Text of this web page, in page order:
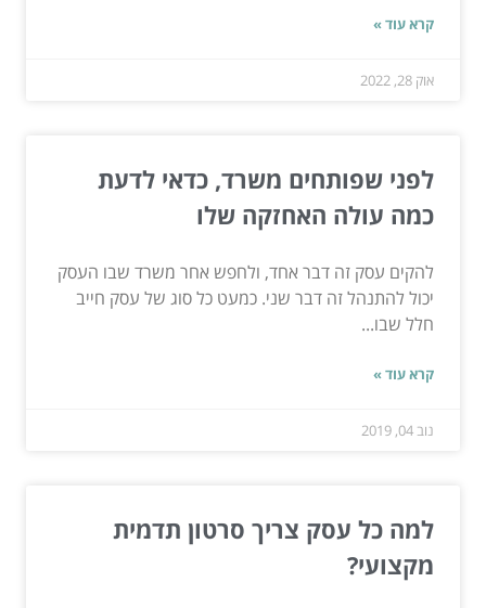
קרא עוד »
אוק 28, 2022
לפני שפותחים משרד, כדאי לדעת
כמה עולה האחזקה שלו
להקים עסק זה דבר אחד, ולחפש אחר משרד שבו העסק
יכול להתנהל זה דבר שני. כמעט כל סוג של עסק חייב
חלל שבו...
קרא עוד »
נוב 04, 2019
למה כל עסק צריך סרטון תדמית
מקצועי?